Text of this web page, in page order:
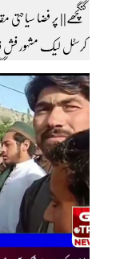
گنگچھے|| پر فضا
کرسٹل لیک مشہور
عاصی بیورو چیف ضلع
سبسکرائب کریں